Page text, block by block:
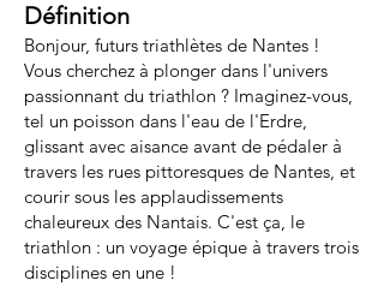
Définition
Bonjour, futurs triathlètes de Nantes !
Vous cherchez à plonger dans l'univers
passionnant du triathlon ? Imaginez-vous,
tel un poisson dans l'eau de l'Erdre,
glissant avec aisance avant de pédaler à
travers les rues pittoresques de Nantes, et
courir sous les applaudissements
chaleureux des Nantais. C'est ça, le
triathlon : un voyage épique à travers trois
disciplines en une !